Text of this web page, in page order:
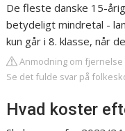
De fleste danske 15-
betydeligt mindretal -
kun går i 8. klasse, når
Anmodning om fjernelse
Se det fulde svar på
Hvad koster